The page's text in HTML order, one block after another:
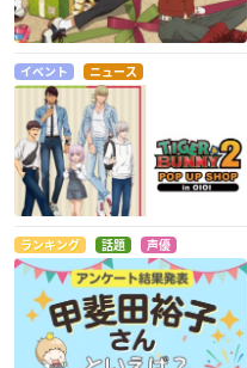
イベント ニュース
ランキング 話題 声優